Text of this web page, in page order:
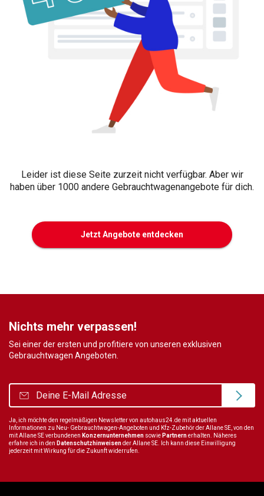
Leider ist diese Seite zurzeit nicht verfügbar. Aber wir
haben über 1000 andere Gebrauchtwagenangebote für dich.
Jetzt Angebote entdecken
Nichts mehr verpassen!
Sei einer der ersten und profitiere von unseren exklusiven
Gebrauchtwagen Angeboten.
Ja, ich möchte den regelmäßigen Newsletter von autohaus24.de mit aktuellen
Informationen zu Neu- Gebrauchtwagen-Angeboten und Kfz-Zubehör der Allane SE, von den
mit Allane SE verbundenen Konzernunternehmen sowie Partnernerhalten. Näheres
erfahre ich in den Datenschutzhinweisender Allane SE. Ich kann diese Einwilligung
jederzeit mit Wirkung für die Zukunft widerrufen.